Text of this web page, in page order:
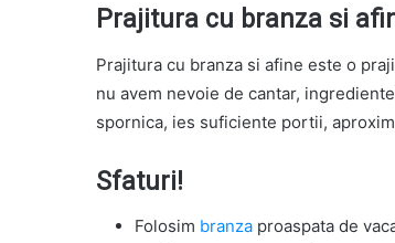
Prajitura cu branza si
Prajitura cu branza si afine este o
nu avem nevoie de cantar,
spornica, ies suficiente portii,
Sfaturi!
Folosim branza proaspata de